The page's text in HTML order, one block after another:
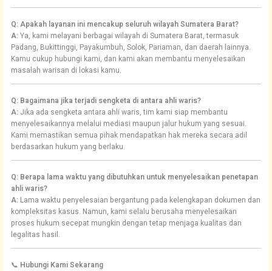
Q: Apakah layanan ini mencakup seluruh wilayah Sumatera Barat?
A:Ya, kami melayani berbagai wilayah di Sumatera Barat, termasuk
Padang, Bukittinggi, Payakumbuh, Solok, Pariaman, dan daerah lainnya.
Kamu cukup hubungi kami, dan kami akan membantu menyelesaikan
masalah warisan di lokasi kamu.
Q: Bagaimana jika terjadi sengketa di antara ahli waris?
A: Jika ada sengketa antara ahli waris, tim kami siap membantu
menyelesaikannya melalui mediasi maupun jalur hukum yang sesuai.
Kami memastikan semua pihak mendapatkan hak mereka secara adil
berdasarkan hukum yang berlaku.
Q: Berapa lama waktu yang dibutuhkan untuk menyelesaikan penetapan
ahli waris?
A: Lama waktu penyelesaian bergantung pada kelengkapan dokumen dan
kompleksitas kasus. Namun, kami selalu berusaha menyelesaikan
proses hukum secepat mungkin dengan tetap menjaga kualitas dan
legalitas hasil.
📞 Hubungi Kami Sekarang